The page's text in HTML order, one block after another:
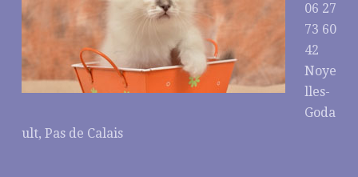
06 27
73 60
42
Noye
lles-
Goda
ult, Pas de Calais